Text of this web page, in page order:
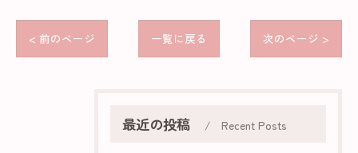
< 前のページ 一覧に戻る 次のページ >
最近の投稿 Recent Posts